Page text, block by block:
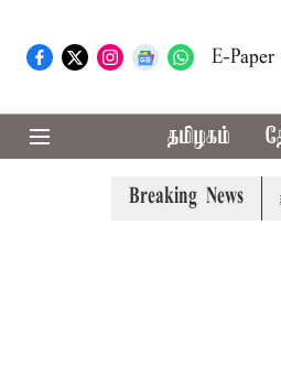
E-Paper
தமிழகம்
Breaking News
மனு வரும் 14-ம் தேதி